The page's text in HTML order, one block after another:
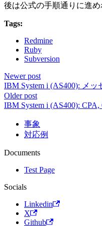
後は公式の手順通りに進め
Tags:
Redmine
Ruby
Subversion
Newer post
IBM System i (AS400): メ
Older post
IBM System i (AS400):
事象
対応例
Documents
Test Page
Socials
Linkedin
X
Github